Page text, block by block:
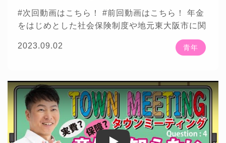
A...★株式会社ベンド Bend Inc.様が運営する資
格総合サイト「資格times」に掲載されました！
https://shikakutimes.jp/sharoushi/2637
★東洋
経済新報社様が発刊する「週刊東洋経済2022年2
zai.net/magazine/t...★株式会社ContextJapan
様が運営するWebメディア「料金相場.jp」で掲
載されました！https://context-japan.co.jp/ryoki
n/sy...
#次回動画はこちら！ #前回動画はこちら！
年金
をはじめとした社会保険制度や地元東大阪市に関
20代～30代まで
の青年世代の方から頂いた質問について、社労士
「教えていけいさん！タウンミーティング」全7
回予定
・・・・・・・・・・・・・・・・・・・・・・・・
★チャンネル登録はこちら 年金・社会保険等に
関わる話をお見逃しなく🍀
https://bit.ly/2ANTAj
2023.09.02 青年